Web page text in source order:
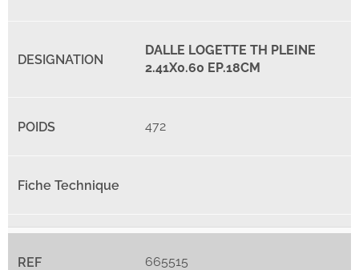
DALLE LOGETTE TH PLEINE
2.41X0.60 EP.18CM
472
665515